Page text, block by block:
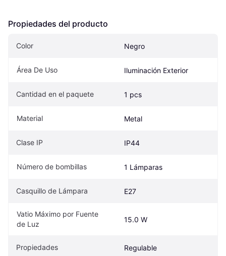
Propiedades del producto
Color Negro
Área De Uso Iluminación Exterior
Cantidad en el paquete 1 pcs
Material Metal
Clase IP IP44
Número de bombillas 1 Lámparas
Casquillo de Lámpara E27
Vatio Máximo por Fuente
de Luz
15.0 W
Propiedades Regulable